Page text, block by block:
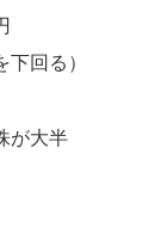
回る）
が大半